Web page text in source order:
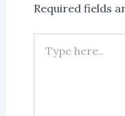
Required fields
here..